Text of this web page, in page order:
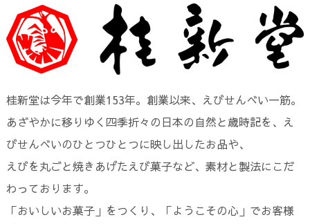
桂新堂は今年で創業153年。創業以来、えびせんべい一筋。
あざやかに移りゆく四季折々の日本の自然と歳時記を、え
びせんべいのひとつひとつに映し出したお品や、
えびを丸ごと焼きあげたえび菓子など、素材と製法にこだ
わっております。
「おいしいお菓子」をつくり、「ようこその心」でお客様